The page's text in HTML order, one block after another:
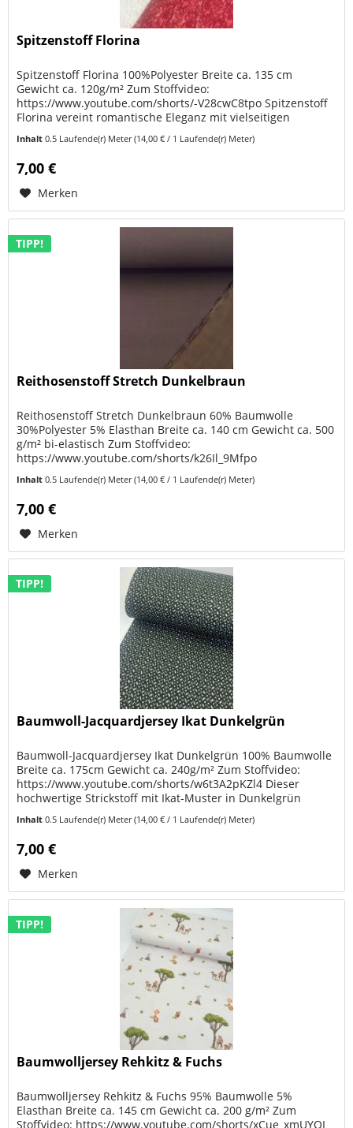
Spitzenstoff Florina
Spitzenstoff Florina 100%Polyester Breite ca. 135 cm
Gewicht ca. 120g/m² Zum Stoffvideo:
https://www.youtube.com/shorts/-V28cwC8tpo Spitzenstoff
Florina vereint romantische Eleganz mit vielseitigen
Inhalt0.5 Laufende(r) Meter(14,00 € / 1 Laufende(r) Meter)
7,00 €
Merken
TIPP!
Reithosenstoff Stretch Dunkelbraun
Reithosenstoff Stretch Dunkelbraun 60% Baumwolle
30%Polyester 5% Elasthan Breite ca. 140 cm Gewicht ca. 500
g/m² bi-elastisch Zum Stoffvideo:
https://www.youtube.com/shorts/k26Il_9Mfpo
Inhalt0.5 Laufende(r) Meter(14,00 € / 1 Laufende(r) Meter)
7,00 €
Merken
TIPP!
Baumwoll-Jacquardjersey Ikat Dunkelgrün
Baumwoll-Jacquardjersey Ikat Dunkelgrün 100% Baumwolle
Breite ca. 175cm Gewicht ca. 240g/m² Zum Stoffvideo:
https://www.youtube.com/shorts/w6t3A2pKZl4 Dieser
hochwertige Strickstoff mit Ikat-Muster in Dunkelgrün
Inhalt0.5 Laufende(r) Meter(14,00 € / 1 Laufende(r) Meter)
7,00 €
Merken
TIPP!
Baumwolljersey Rehkitz & Fuchs
Baumwolljersey Rehkitz & Fuchs 95% Baumwolle 5%
Elasthan Breite ca. 145 cm Gewicht ca. 200 g/m² Zum
Stoffvideo: https://www.youtube.com/shorts/xCue_xmUYOI